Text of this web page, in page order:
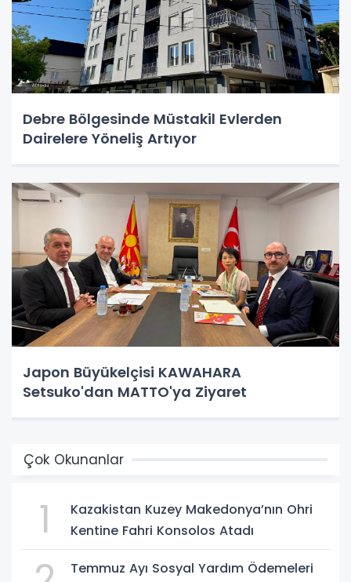
Debre Bölgesinde Müstakil Evlerden
Dairelere Yöneliş Artıyor
Japon Büyükelçisi KAWAHARA
Setsuko'dan MATTO'ya Ziyaret
Çok Okunanlar
1
Kazakistan Kuzey Makedonya’nın Ohri
Kentine Fahri Konsolos Atadı
Temmuz Ayı Sosyal Yardım Ödemeleri